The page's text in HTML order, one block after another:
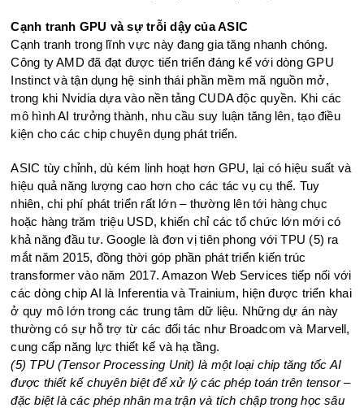
Cạnh tranh GPU và sự trỗi dậy của ASIC
Cạnh tranh trong lĩnh vực này đang gia tăng nhanh chóng.
Công ty AMD đã đạt được tiến triển đáng kể với dòng GPU
Instinct và tận dụng hệ sinh thái phần mềm mã nguồn mở,
trong khi Nvidia dựa vào nền tảng CUDA độc quyền. Khi các
mô hình AI trưởng thành, nhu cầu suy luận tăng lên, tạo điều
kiện cho các chip chuyên dụng phát triển.
ASIC tùy chỉnh, dù kém linh hoạt hơn GPU, lại có hiệu suất và
hiệu quả năng lượng cao hơn cho các tác vụ cụ thể. Tuy
nhiên, chi phí phát triển rất lớn – thường lên tới hàng chục
hoặc hàng trăm triệu USD, khiến chỉ các tổ chức lớn mới có
khả năng đầu tư. Google là đơn vị tiên phong với TPU (5) ra
mắt năm 2015, đồng thời góp phần phát triển kiến trúc
transformer vào năm 2017. Amazon Web Services tiếp nối với
các dòng chip AI là Inferentia và Trainium, hiện được triển khai
ở quy mô lớn trong các trung tâm dữ liệu. Những dự án này
thường có sự hỗ trợ từ các đối tác như Broadcom và Marvell,
cung cấp năng lực thiết kế và hạ tầng.
(5) TPU (Tensor Processing Unit) là một loại chip tăng tốc AI
được thiết kế chuyên biệt để xử lý các phép toán trên tensor –
đặc biệt là các phép nhân ma trận và tích chập trong học sâu